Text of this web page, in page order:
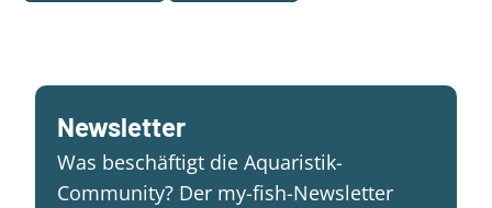
Newsletter
Was beschäftigt die Aquaristik-
Community? Der my-fish-Newsletter